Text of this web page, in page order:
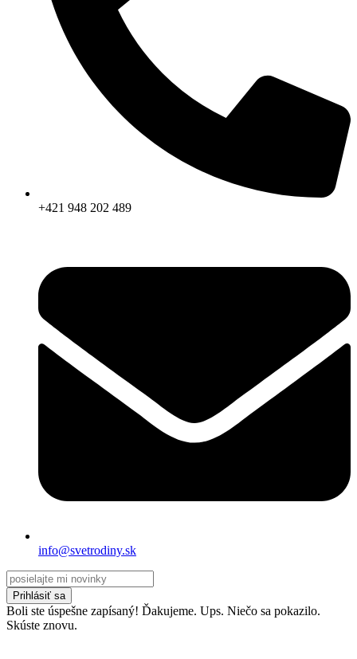
+421 948 202 489
info@svetrodiny.sk
Prihlásiť sa
Boli ste úspešne zapísaný! Ďakujeme. Ups. Niečo sa pokazilo.
Skúste znovu.